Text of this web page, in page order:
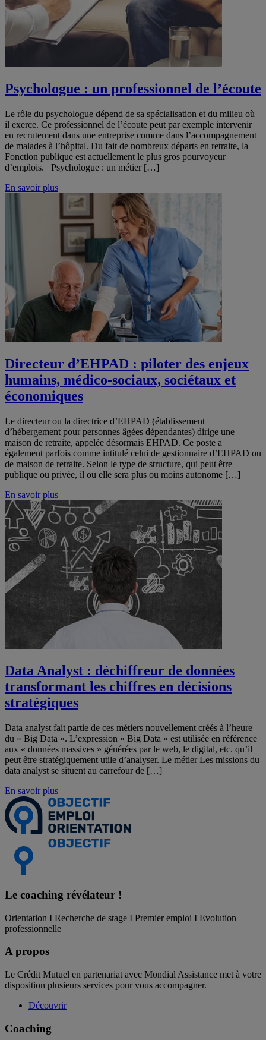
Psychologue : un professionnel de l’écoute
Le rôle du psychologue dépend de sa spécialisation et du milieu où
il exerce. Ce professionnel de l’écoute peut par exemple intervenir
en recrutement dans une entreprise comme dans l’accompagnement
de malades à l’hôpital. Du fait de nombreux départs en retraite, la
Fonction publique est actuellement le plus gros pourvoyeur
d’emplois. Psychologue : un métier […]
En savoir plus
Directeur d’EHPAD : piloter des enjeux
humains, médico-sociaux, sociétaux et
économiques
Le directeur ou la directrice d’EHPAD (établissement
d’hébergement pour personnes âgées dépendantes) dirige une
maison de retraite, appelée désormais EHPAD. Ce poste a
également parfois comme intitulé celui de gestionnaire d’EHPAD ou
de maison de retraite. Selon le type de structure, qui peut être
publique ou privée, il ou elle sera plus ou moins autonome […]
En savoir plus
Data Analyst : déchiffreur de données
transformant les chiffres en décisions
stratégiques
Data analyst fait partie de ces métiers nouvellement créés à l’heure
du « Big Data ». L’expression « Big Data » est utilisée en référence
aux « données massives » générées par le web, le digital, etc. qu’il
peut être stratégiquement utile d’analyser. Le métier Les missions du
data analyst se situent au carrefour de […]
En savoir plus
Le coaching révélateur !
Orientation I Recherche de stage I Premier emploi I Evolution
professionnelle
A propos
Le Crédit Mutuel en partenariat avec Mondial Assistance met à votre
disposition plusieurs services pour vous accompagner.
Découvrir
Coaching